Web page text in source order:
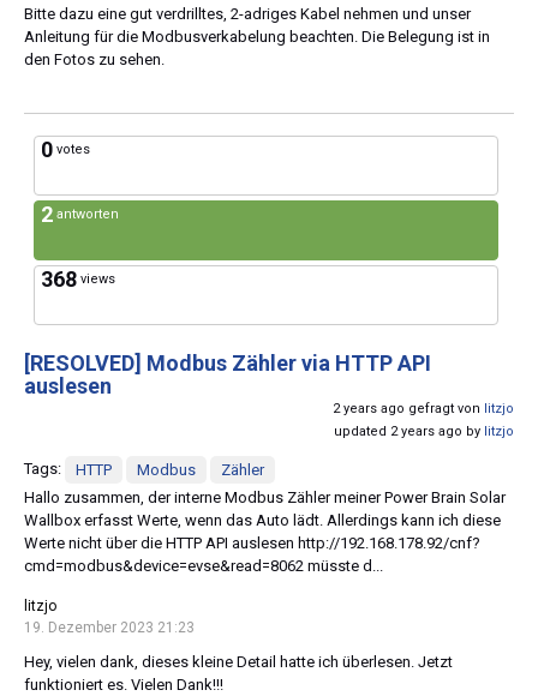
Bitte dazu eine gut verdrilltes, 2-adriges Kabel nehmen und unser
Anleitung für die Modbusverkabelung beachten. Die Belegung ist in
den Fotos zu sehen.
0 votes
2 antworten
368 views
[RESOLVED] Modbus Zähler via HTTP API
auslesen
2 years ago gefragt von
litzjo
updated 2 years ago by litzjo
Tags: HTTP Modbus
Zähler
Hallo zusammen, der interne Modbus Zähler meiner Power Brain Solar
Wallbox erfasst Werte, wenn das Auto lädt. Allerdings kann ich diese
Werte nicht über die HTTP API auslesen http://192.168.178.92/cnf?
cmd=modbus&device=evse&read=8062 müsste d...
litzjo
19. Dezember 2023 21:23
Hey, vielen dank, dieses kleine Detail hatte ich überlesen. Jetzt
funktioniert es. Vielen Dank!!!